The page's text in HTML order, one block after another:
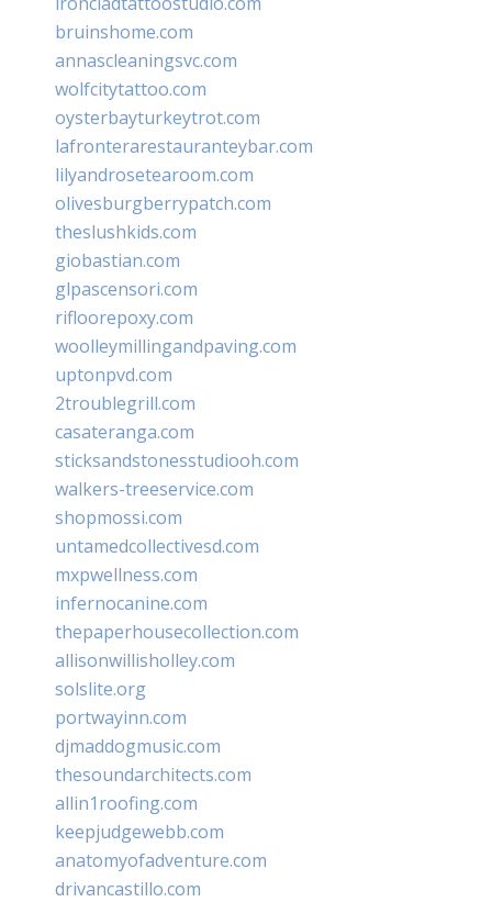
bruinshome.com
annascleaningsvc.com
wolfcitytattoo.com
oysterbayturkeytrot.com
lafronterarestauranteybar.com
lilyandrosetearoom.com
olivesburgberrypatch.com
theslushkids.com
giobastian.com
glpascensori.com
rifloorepoxy.com
woolleymillingandpaving.com
uptonpvd.com
2troublegrill.com
casateranga.com
sticksandstonesstudiooh.com
walkers-treeservice.com
shopmossi.com
untamedcollectivesd.com
mxpwellness.com
infernocanine.com
thepaperhousecollection.com
allisonwillisholley.com
solslite.org
portwayinn.com
djmaddogmusic.com
thesoundarchitects.com
allin1roofing.com
keepjudgewebb.com
anatomyofadventure.com
drivancastillo.com